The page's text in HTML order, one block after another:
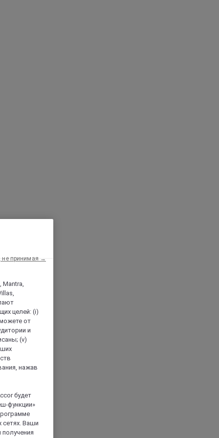
Mantra,
целей: (i)
от
и
(v)
нажав
будет
функции»
сетях. Ваши
не принимая →